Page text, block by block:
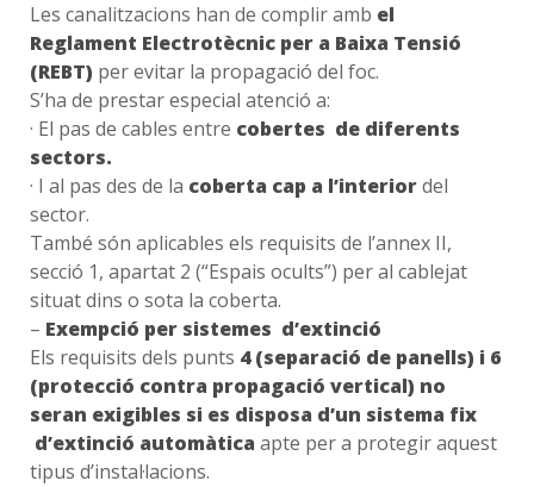
Les canalitzacions han de complir amb el
Reglament Electrotècnic per a Baixa Tensió
(REBT) per evitar la propagació del foc.
S’ha de prestar especial atenció a:
· El pas de cables entre cobertes de diferents
sectors.
· I al pas des de la coberta cap a l’interiordel
sector.
També són aplicables els requisits de l’annex II,
secció 1, apartat 2 (“Espais ocults”) per al cablejat
situat dins o sota la coberta.
– Exempció per sistemes d’extinció
Els requisits dels punts 4 (separació de panells) i 6
(protecció contra propagació vertical) no
seran exigibles si es disposa d’un sistema fix
d’extinció automàtica apte per a protegir aquest
tipus d’instal·lacions.